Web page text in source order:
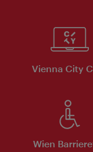
Vienna City
Wien